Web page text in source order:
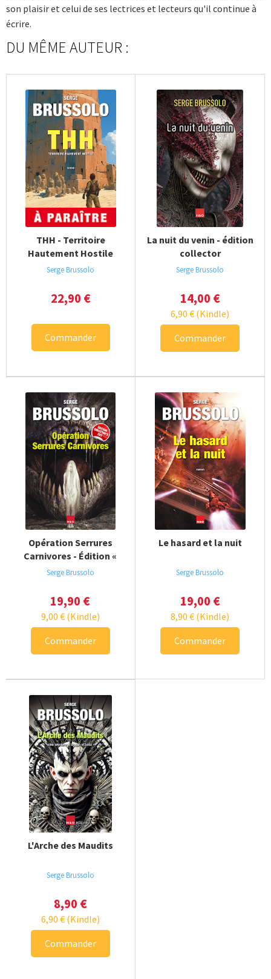
son plaisir et celui de ses lectrices et lecteurs qu'il continue à
écrire.
DU MÊME AUTEUR :
THH - Territoire
Hautement Hostile
Serge Brussolo
22,90 €
Commander
La nuit du venin - édition
collector
Serge Brussolo
14,00 €
6,90€ (Kindle)
Commander
Opération Serrures
Carnivores - Édition «
Director's cut »
Serge Brussolo
19,90 €
9,00 €(Kindle)
Commander
Le hasard et la nuit
Serge Brussolo
19,00 €
8,90€ (Kindle)
Commander
L'Arche des Maudits
Serge Brussolo
8,90 €
6,90 €(Kindle)
Commander